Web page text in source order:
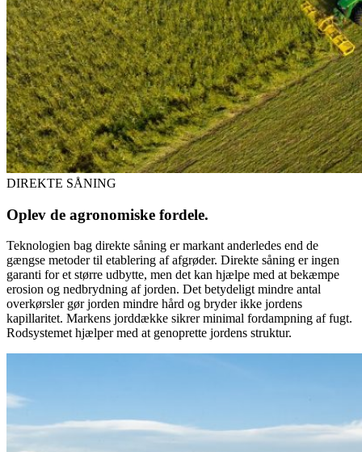
DIREKTE SÅNING
Oplev de agronomiske fordele.
Teknologien bag direkte såning er markant anderledes end de
gængse metoder til etablering af afgrøder. Direkte såning er ingen
garanti for et større udbytte, men det kan hjælpe med at bekæmpe
erosion og nedbrydning af jorden. Det betydeligt mindre antal
overkørsler gør jorden mindre hård og bryder ikke jordens
kapillaritet. Markens jorddække sikrer minimal fordampning af fugt.
Rodsystemet hjælper med at genoprette jordens struktur.